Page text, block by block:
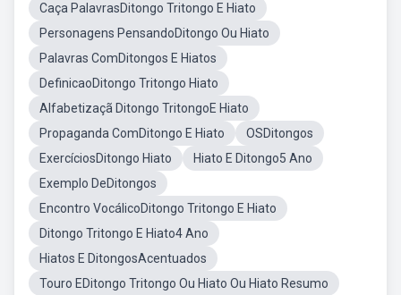
Caça PalavrasDitongo Tritongo E Hiato
Personagens PensandoDitongo Ou Hiato
Palavras ComDitongos E Hiatos
DefinicaoDitongo Tritongo Hiato
Alfabetizaçã Ditongo TritongoE Hiato
Propaganda ComDitongo E Hiato
OSDitongos
ExercíciosDitongo Hiato
Hiato E Ditongo5 Ano
Exemplo DeDitongos
Encontro VocálicoDitongo Tritongo E Hiato
Ditongo Tritongo E Hiato4 Ano
Hiatos E DitongosAcentuados
Touro EDitongo Tritongo Ou Hiato Ou Hiato Resumo